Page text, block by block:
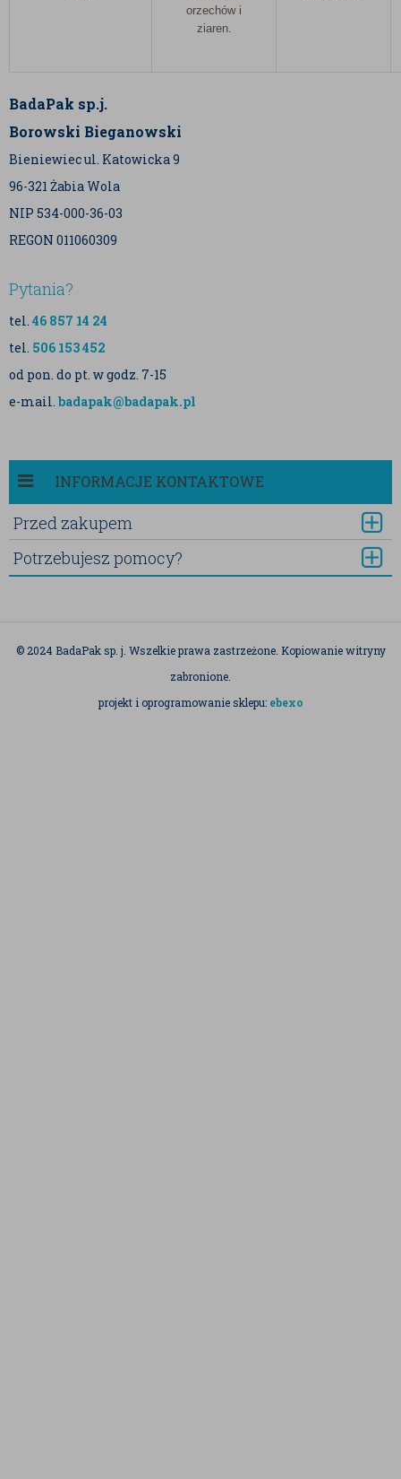
orzechów i
ziaren.
BadaPak sp.j.
Borowski Bieganowski
Bieniewiec ul. Katowicka 9
96-321 Żabia Wola
NIP 534-000-36-03
REGON 011060309
Pytania?
tel. 46 857 14 24
tel. 506 153 452
od pon. do pt. w godz. 7-15
e-mail. badapak@badapak.pl
INFORMACJE KONTAKTOWE
Przed zakupem
Potrzebujesz pomocy?
© 2024 BadaPak sp. j. Wszelkie prawa zastrzeżone. Kopiowanie witryny
zabronione.
projekt i oprogramowanie sklepu: ebexo